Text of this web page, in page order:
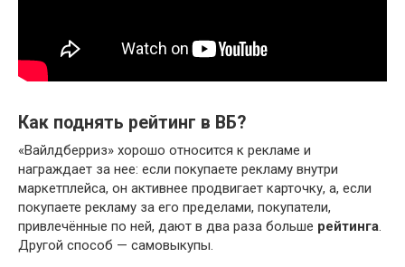
Как поднять рейтинг в ВБ?
«Вайлдберриз» хорошо относится к рекламе и
награждает за нее: если покупаете рекламу внутри
маркетплейса, он активнее продвигает карточку, а, если
покупаете рекламу за его пределами, покупатели,
привлечённые по ней, дают в два раза больше рейтинга.
Другой способ — самовыкупы.